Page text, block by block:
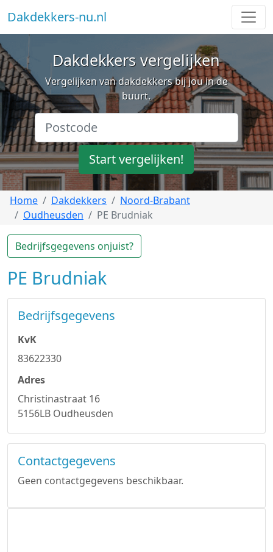
Dakdekkers-nu.nl
Dakdekkers vergelijken
Vergelijken van dakdekkers bij jou in de
buurt.
Start vergelijken!
Home Dakdekkers
Noord-Brabant
Oudheusden
PE Brudniak
Bedrijfsgegevens onjuist?
PE Brudniak
Bedrijfsgegevens
KvK
83622330
Adres
Christinastraat 16
5156LB Oudheusden
Contactgegevens
Geen contactgegevens beschikbaar.